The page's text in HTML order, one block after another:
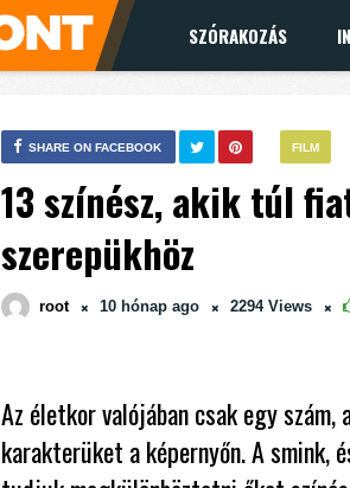
SZÓRAKOZÁS
FILM
SHARE ON FACEBOOK
13 színész, akik túl
szerepükhöz
root 10 hónap ago 2294 Views
Az életkor valójában csak egy
karakterüket a képernyőn. A smink,